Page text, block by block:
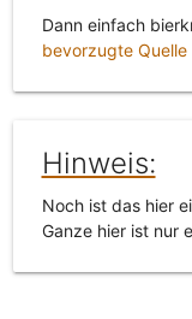
Dann einfach
bevorzugte
Hinweis:
Noch ist das hier
Ganze hier ist nur